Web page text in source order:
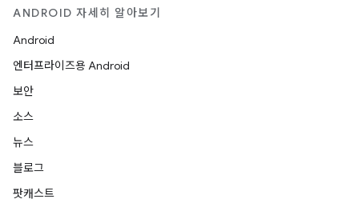
ANDROID 자세히 알아보기
Android
엔터프라이즈용 Android
보안
소스
뉴스
블로그
팟캐스트